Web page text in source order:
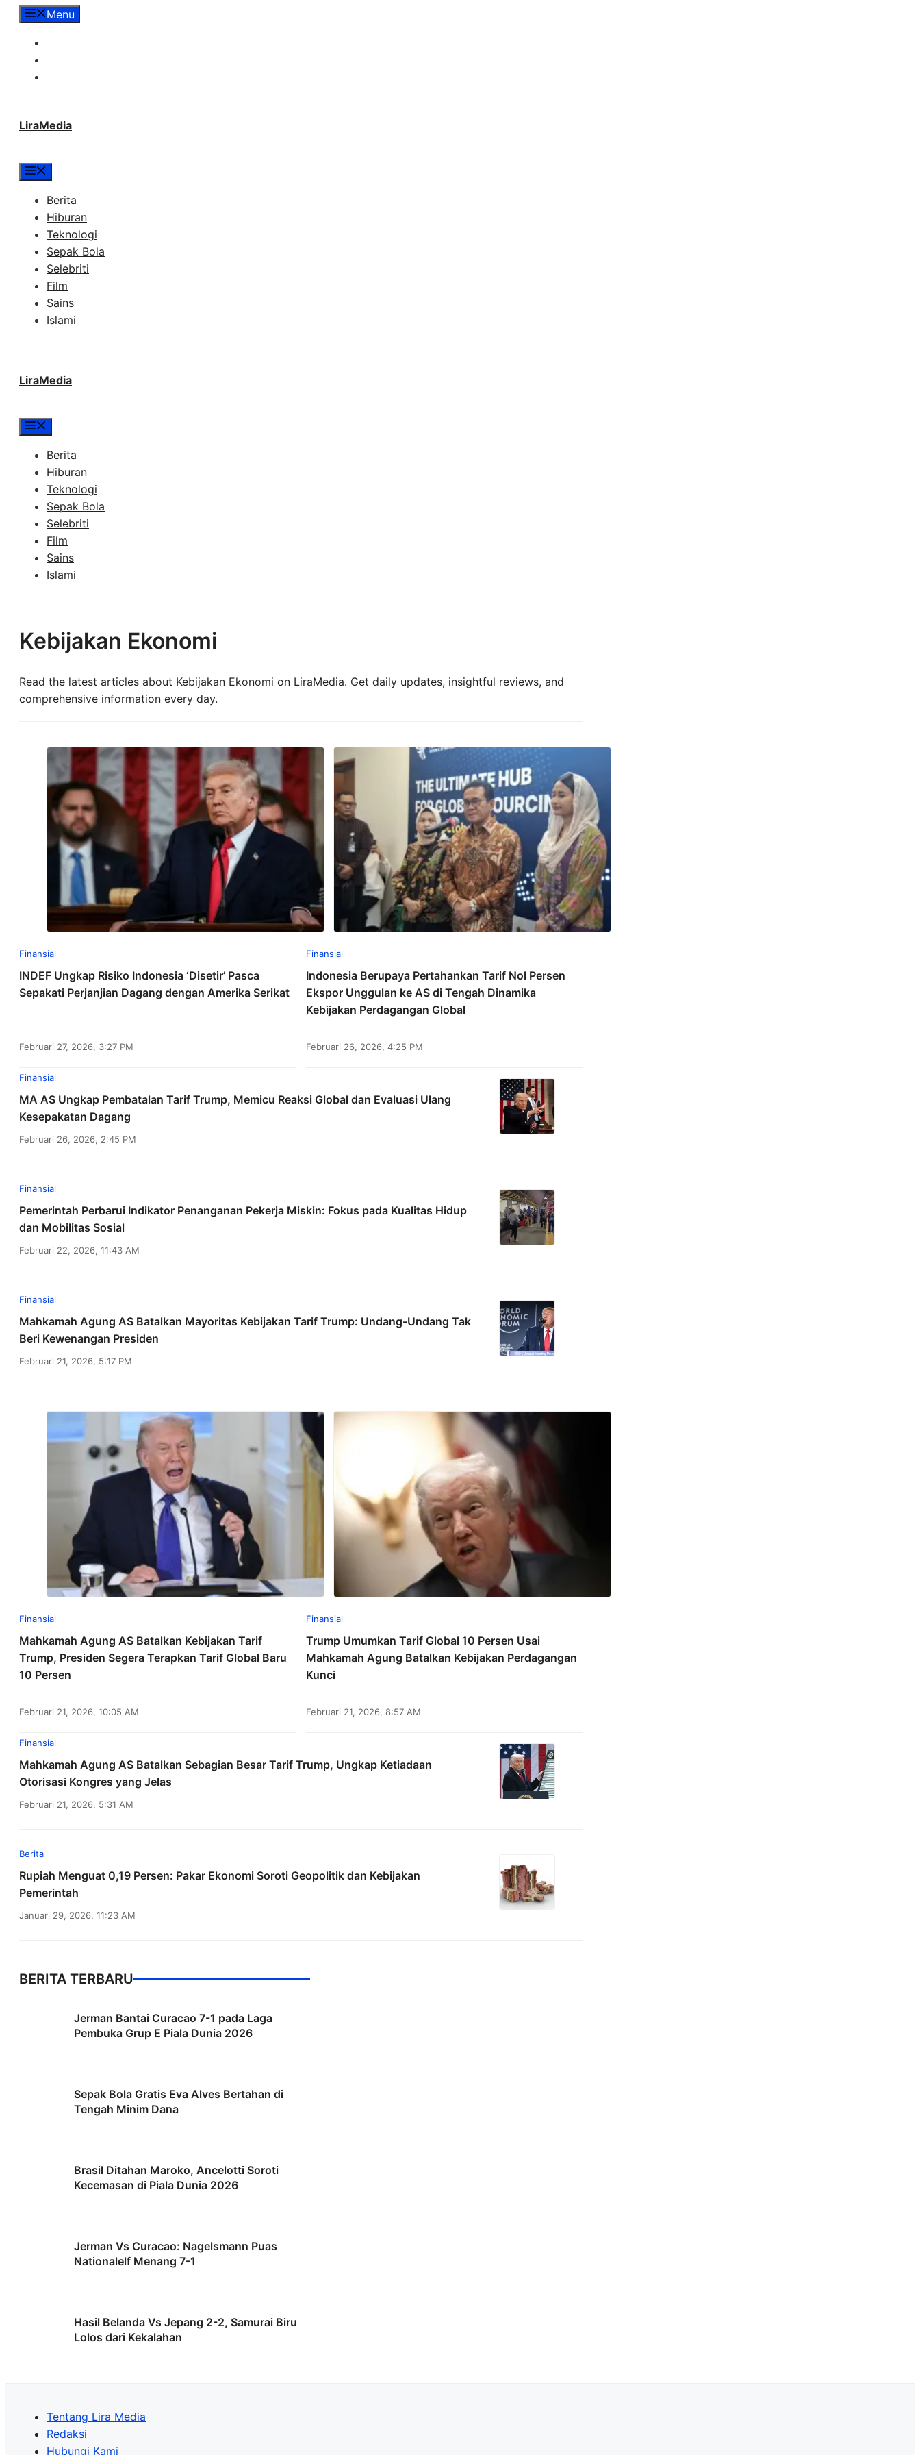
LangsungMenu
LiraMedia
Berita
Hiburan
Teknologi
Sepak Bola
Selebriti
Film
Sains
Islami
LiraMedia
Berita
Hiburan
Teknologi
Sepak Bola
Selebriti
Film
Sains
Islami
Kebijakan Ekonomi
Read the latest articles about Kebijakan Ekonomi on LiraMedia. Get daily updates, insightful reviews, and
comprehensive information every day.
Finansial
INDEF Ungkap Risiko Indonesia ‘Disetir’ Pasca
Sepakati Perjanjian Dagang dengan Amerika Serikat
Februari 27, 2026, 3:27 PM
Finansial
Indonesia Berupaya Pertahankan Tarif Nol Persen
Ekspor Unggulan ke AS di Tengah Dinamika
Kebijakan Perdagangan Global
Februari 26, 2026, 4:25 PM
Finansial
MA AS Ungkap Pembatalan Tarif Trump, Memicu Reaksi Global dan Evaluasi Ulang
Kesepakatan Dagang
Februari 26, 2026, 2:45 PM
Finansial
Pemerintah Perbarui Indikator Penanganan Pekerja Miskin: Fokus pada Kualitas Hidup
dan Mobilitas Sosial
Februari 22, 2026, 11:43 AM
Finansial
Mahkamah Agung AS Batalkan Mayoritas Kebijakan Tarif Trump: Undang-Undang Tak
Beri Kewenangan Presiden
Februari 21, 2026, 5:17 PM
Finansial
Mahkamah Agung AS Batalkan Kebijakan Tarif
Trump, Presiden Segera Terapkan Tarif Global Baru
10 Persen
Februari 21, 2026, 10:05 AM
Finansial
Trump Umumkan Tarif Global 10 Persen Usai
Mahkamah Agung Batalkan Kebijakan Perdagangan
Kunci
Februari 21, 2026, 8:57 AM
Finansial
Mahkamah Agung AS Batalkan Sebagian Besar Tarif Trump, Ungkap Ketiadaan
Otorisasi Kongres yang Jelas
Februari 21, 2026, 5:31 AM
Berita
Rupiah Menguat 0,19 Persen: Pakar Ekonomi Soroti Geopolitik dan Kebijakan
Pemerintah
Januari 29, 2026, 11:23 AM
BERITA TERBARU
Jerman Bantai Curacao 7-1 pada Laga
Pembuka Grup E Piala Dunia 2026
Sepak Bola Gratis Eva Alves Bertahan di
Tengah Minim Dana
Brasil Ditahan Maroko, Ancelotti Soroti
Kecemasan di Piala Dunia 2026
Jerman Vs Curacao: Nagelsmann Puas
Nationalelf Menang 7-1
Hasil Belanda Vs Jepang 2-2, Samurai Biru
Lolos dari Kekalahan
Tentang Lira Media
Redaksi
Hubungi Kami